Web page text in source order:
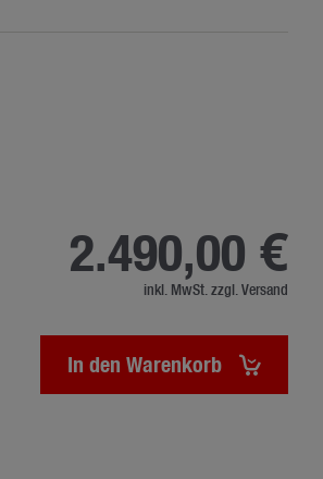
2.490,00 €
inkl. MwSt. zzgl. Versand
In den Warenkorb